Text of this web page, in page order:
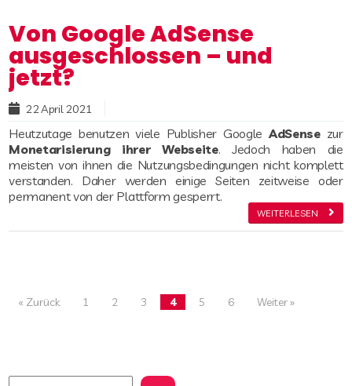
Von Google AdSense
ausgeschlossen – und
jetzt?
22 April 2021
Heutzutage benutzen viele Publisher Google AdSense zur
Monetarisierung ihrer Webseite. Jedoch haben die
meisten von ihnen die Nutzungsbedingungen nicht komplett
verstanden. Daher werden einige Seiten zeitweise oder
permanent von der Plattform gesperrt.
WEITERLESEN
Beitrags-Navigation
« Zurück 1 2 3 4 5 6 Weiter »
Suchen